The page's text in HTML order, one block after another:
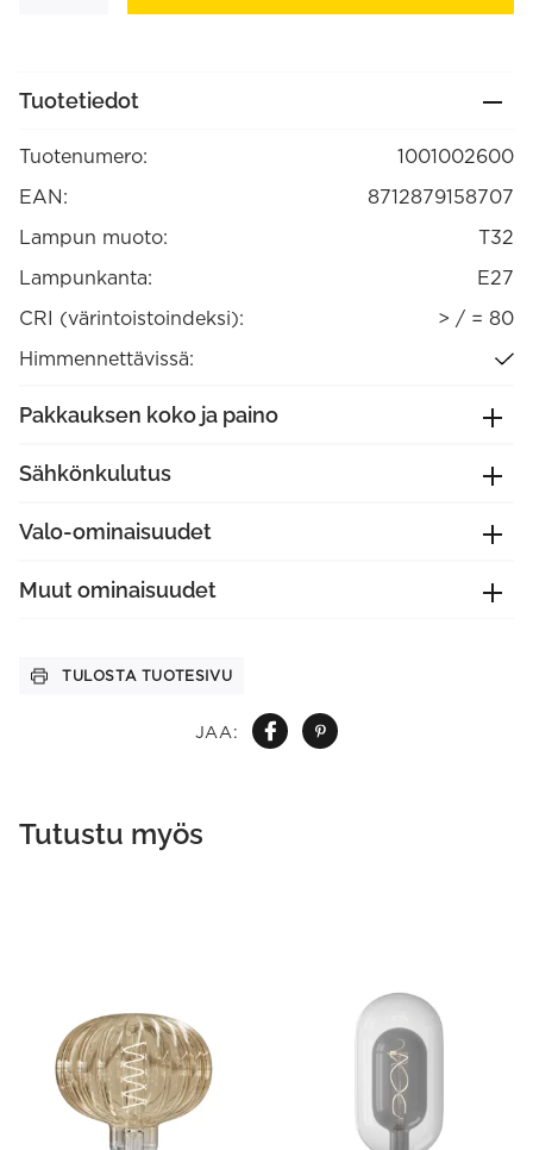
JAA:
1800K
(1001002600)
Tuotetiedot
Tuotenumero:
1001002600
EAN:
8712879158707
Lampun muoto:
T32
Lampunkanta:
E27
CRI (värintoistoindeksi):
> / = 80
Himmennettävissä:
Pakkauksen koko ja paino
Sähkönkulutus
Valo-ominaisuudet
Muut ominaisuudet
TULOSTA TUOTESIVU
Tutustu myös